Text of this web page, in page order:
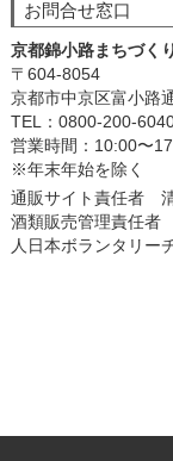
お問合せ窓口
京都錦小路まちづく
〒604-8054
京都市中京区富小路
TEL：0800-200-
営業時間：10:00〜
※年末年始を除く
通販サイト責任者
酒類販売管理責任
人日本ボランタリー